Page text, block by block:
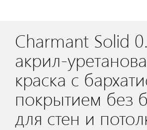
Charmant Solid
акрил-
краска с
покрытием без
для стен и